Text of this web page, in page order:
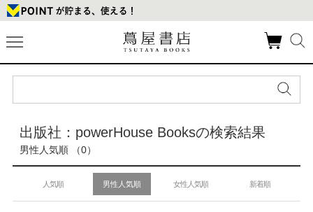
出版社：powerHouse Booksの検索結果
男性人気順 （0）
人気順 男性人気順 女性人気順 新着順